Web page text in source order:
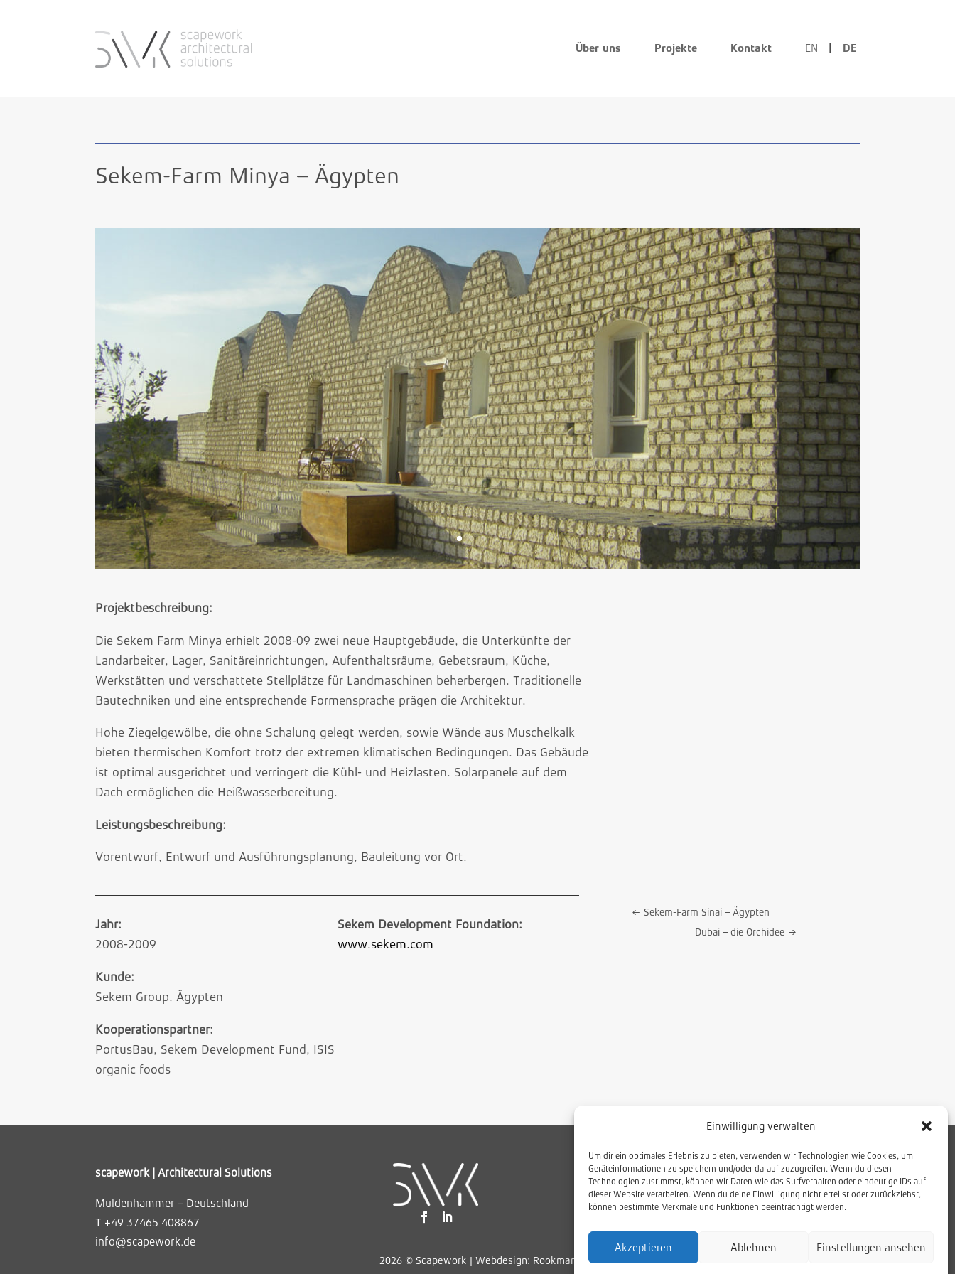
Einwilligung verwalten
Um dir ein optimales Erlebnis zu bieten, verwenden wir Technologien wie Cookies, um
Geräteinformationen zu speichern und/oder darauf zuzugreifen. Wenn du diesen
Technologien zustimmst, können wir Daten wie das Surfverhalten oder eindeutige IDs auf
dieser Website verarbeiten. Wenn du deine Einwilligung nicht erteilst oder zurückziehst,
können bestimmte Merkmale und Funktionen beeinträchtigt werden.
Akzeptieren Ablehnen Einstellungen ansehen
Über uns Projekte Kontakt EN DE
Sekem-Farm Minya – Ägypten
Projektbeschreibung:
Die Sekem Farm Minya erhielt 2008-09 zwei neue Hauptgebäude, die Unterkünfte der
Landarbeiter, Lager, Sanitäreinrichtungen, Aufenthaltsräume, Gebetsraum, Küche,
Werkstätten und verschattete Stellplätze für Landmaschinen beherbergen. Traditionelle
Bautechniken und eine entsprechende Formensprache prägen die Architektur.
Hohe Ziegelgewölbe, die ohne Schalung gelegt werden, sowie Wände aus Muschelkalk
bieten thermischen Komfort trotz der extremen klimatischen Bedingungen. Das Gebäude
ist optimal ausgerichtet und verringert die Kühl- und Heizlasten. Solarpanele auf dem
Dach ermöglichen die Heißwasserbereitung.
Leistungsbeschreibung:
Vorentwurf, Entwurf und Ausführungsplanung, Bauleitung vor Ort.
Jahr:
2008-2009
Kunde:
Sekem Group, Ägypten
Kooperationspartner:
PortusBau, Sekem Development Fund, ISIS
organic foods
Sekem Development Foundation:
www.sekem.com
← Sekem-Farm Sinai – Ägypten
Dubai – die Orchidee→
scapework | Architectural Solutions
Muldenhammer – Deutschland
T +49 37465 408867
info@scapework.de
Netzwerk
Impressum
Datenschutz
2026 © Scapework | Webdesign: Rookman